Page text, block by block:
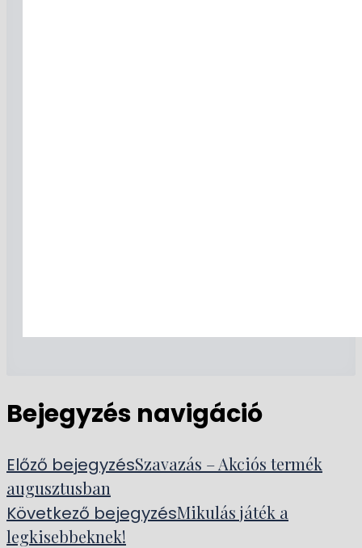
Bejegyzés navigáció
Előző bejegyzésSzavazás – Akciós termék
augusztusban
Következő bejegyzésMikulás játék a
legkisebbeknek!